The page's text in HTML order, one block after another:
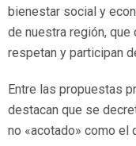
bienestar social y
de nuestra región,
respetan y participan
Entre las propuestas
destacan que se
no «acotado» como el